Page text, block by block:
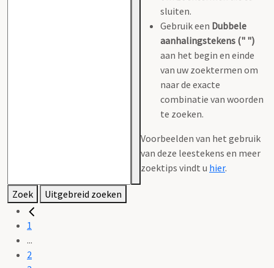
sluiten.
Gebruik een Dubbele
aanhalingstekens (" ")
aan het begin en einde
van uw zoektermen om
naar de exacte
combinatie van woorden
te zoeken.
Voorbeelden van het gebruik
van deze leestekens en meer
zoektips vindt u hier.
Zoek Uitgebreid zoeken
1
...
2